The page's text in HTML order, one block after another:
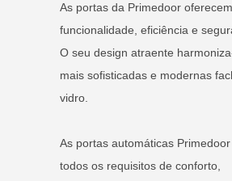
As portas da Primedoor oferecem
funcionalidade, eficiência e
O seu design atraente
mais sofisticadas e modernas
vidro.
As portas automáticas
todos os requisitos de conforto,